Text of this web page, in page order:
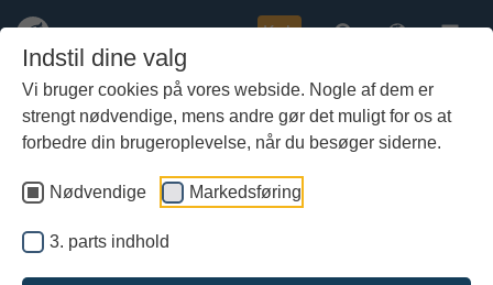
Indstil dine valg
Vi bruger cookies på vores webside. Nogle af dem er
strengt nødvendige, mens andre gør det muligt for os at
forbedre din brugeroplevelse, når du besøger siderne.
Nødvendige Markedsføring
3. parts indhold
indhold
Køb
Roskildeskibene. En introduktion
til dokumentationsmaterialet